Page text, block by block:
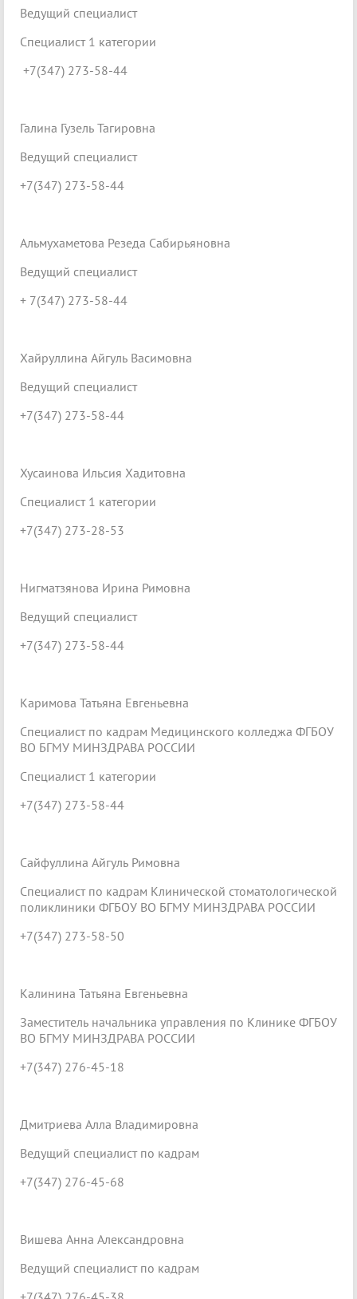
Ведущий специалист
Специалист 1 категории
+7(347) 273-58-44
Галина Гузель Тагировна
Ведущий специалист
+7(347) 273-58-44
Альмухаметова Резеда Сабирьяновна
Ведущий специалист
+ 7(347) 273-58-44
Хайруллина Айгуль Васимовна
Ведущий специалист
+7(347) 273-58-44
Хусаинова Ильсия Хадитовна
Специалист 1 категории
+7(347) 273-28-53
Нигматзянова Ирина Римовна
Ведущий специалист
+7(347) 273-58-44
Каримова Татьяна Евгеньевна
Специалист по кадрам Медицинского колледжа ФГБОУ
ВО БГМУ МИНЗДРАВА РОССИИ
Специалист 1 категории
+7(347) 273-58-44
Сайфуллина Айгуль Римовна
Специалист по кадрам Клинической стоматологической
поликлиники ФГБОУ ВО БГМУ МИНЗДРАВА РОССИИ
+7(347) 273-58-50
Калинина Татьяна Евгеньевна
Заместитель начальника управления по Клинике ФГБОУ
ВО БГМУ МИНЗДРАВА РОССИИ
+7(347) 276-45-18
Дмитриева Алла Владимировна
Ведущий специалист по кадрам
+7(347) 276-45-68
Вишева Анна Александровна
Ведущий специалист по кадрам